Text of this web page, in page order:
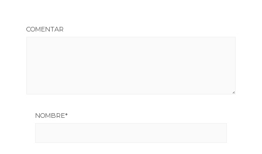
COMENTAR
NOMBRE*